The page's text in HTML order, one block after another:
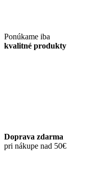
Ponúkame iba
kvalitné produkty
Doprava zdarma
pri nákupe nad 50€